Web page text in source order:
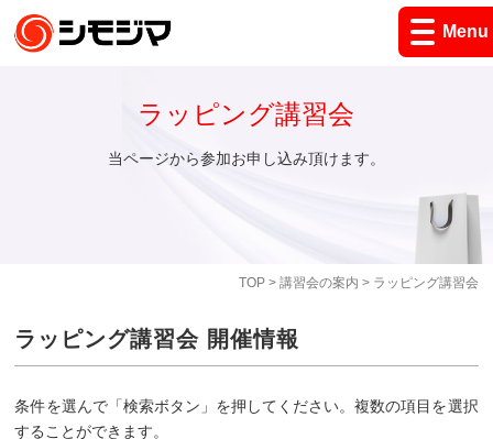
Menu
TOP> 講習会の案内 > ラッピング講習会
ラッピング講習会
当ページから参加お申し込み頂けます。
ラッピング講習会 開催情報
条件を選んで「検索ボタン」を押してください。複数の項目を選択
することができます。